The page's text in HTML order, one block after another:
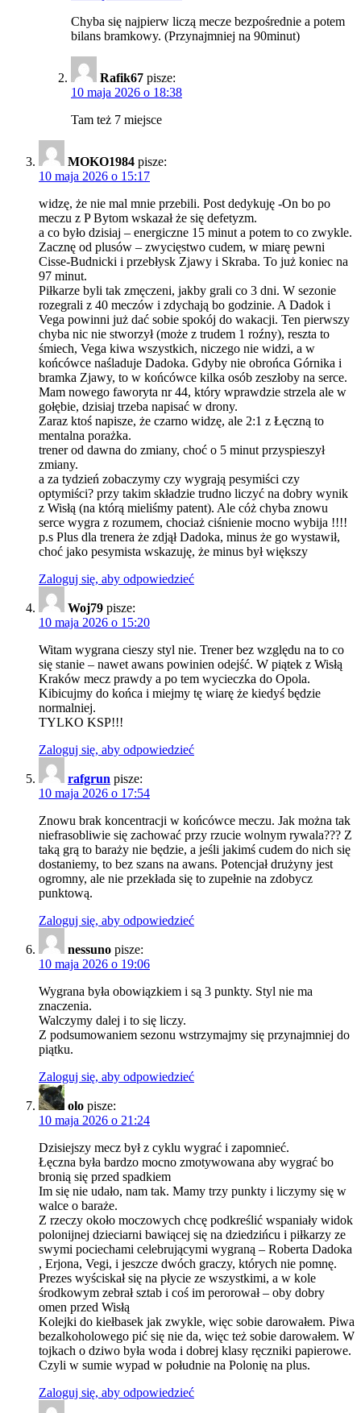
Chyba się najpierw liczą mecze bezpośrednie a potem
bilans bramkowy. (Przynajmniej na 90minut)
Rafik67 pisze:
10 maja 2026 o 18:38
Tam też 7 miejsce
MOKO1984 pisze:
10 maja 2026 o 15:17
widzę, że nie mal mnie przebili. Post dedykuję -On bo po
meczu z P Bytom wskazał że się defetyzm.
a co było dzisiaj – energiczne 15 minut a potem to co zwykle.
Zacznę od plusów – zwycięstwo cudem, w miarę pewni
Cisse-Budnicki i przebłysk Zjawy i Skraba. To już koniec na
97 minut.
Piłkarze byli tak zmęczeni, jakby grali co 3 dni. W sezonie
rozegrali z 40 meczów i zdychają bo godzinie. A Dadok i
Vega powinni już dać sobie spokój do wakacji. Ten pierwszy
chyba nic nie stworzył (może z trudem 1 roźny), reszta to
śmiech, Vega kiwa wszystkich, niczego nie widzi, a w
końcówce naśladuje Dadoka. Gdyby nie obrońca Górnika i
bramka Zjawy, to w końcówce kilka osób zeszłoby na serce.
Mam nowego faworyta nr 44, który wprawdzie strzela ale w
gołębie, dzisiaj trzeba napisać w drony.
Zaraz ktoś napisze, że czarno widzę, ale 2:1 z Łęczną to
mentalna porażka.
trener od dawna do zmiany, choć o 5 minut przyspieszył
zmiany.
a za tydzień zobaczymy czy wygrają pesymiści czy
optymiści? przy takim składzie trudno liczyć na dobry wynik
z Wisłą (na którą mieliśmy patent). Ale cóż chyba znowu
serce wygra z rozumem, chociaż ciśnienie mocno wybija !!!!
p.s Plus dla trenera że zdjął Dadoka, minus że go wystawił,
choć jako pesymista wskazuję, że minus był większy
Zaloguj się, aby odpowiedzieć
Woj79 pisze:
10 maja 2026 o 15:20
Witam wygrana cieszy styl nie. Trener bez względu na to co
się stanie – nawet awans powinien odejść. W piątek z Wisłą
Kraków mecz prawdy a po tem wycieczka do Opola.
Kibicujmy do końca i miejmy tę wiarę że kiedyś będzie
normalniej.
TYLKO KSP!!!
Zaloguj się, aby odpowiedzieć
rafgrun pisze:
10 maja 2026 o 17:54
Znowu brak koncentracji w końcówce meczu. Jak można tak
niefrasobliwie się zachować przy rzucie wolnym rywala??? Z
taką grą to baraży nie będzie, a jeśli jakimś cudem do nich się
dostaniemy, to bez szans na awans. Potencjał drużyny jest
ogromny, ale nie przekłada się to zupełnie na zdobycz
punktową.
Zaloguj się, aby odpowiedzieć
nessuno pisze:
10 maja 2026 o 19:06
Wygrana była obowiązkiem i są 3 punkty. Styl nie ma
znaczenia.
Walczymy dalej i to się liczy.
Z podsumowaniem sezonu wstrzymajmy się przynajmniej do
piątku.
Zaloguj się, aby odpowiedzieć
olo pisze:
10 maja 2026 o 21:24
Dzisiejszy mecz był z cyklu wygrać i zapomnieć.
Łęczna była bardzo mocno zmotywowana aby wygrać bo
bronią się przed spadkiem
Im się nie udało, nam tak. Mamy trzy punkty i liczymy się w
walce o baraże.
Z rzeczy około moczowych chcę podkreślić wspaniały widok
polonijnej dzieciarni bawiącej się na dziedzińcu i piłkarzy ze
swymi pociechami celebrującymi wygraną – Roberta Dadoka
, Erjona, Vegi, i jeszcze dwóch graczy, których nie pomnę.
Prezes wyściskał się na płycie ze wszystkimi, a w kole
środkowym zebrał sztab i coś im perorował – oby dobry
omen przed Wisłą
Kolejki do kiełbasek jak zwykle, więc sobie darowałem. Piwa
bezalkoholowego pić się nie da, więc też sobie darowałem. W
tojkach o dziwo była woda i dobrej klasy ręczniki papierowe.
Czyli w sumie wypad w południe na Polonię na plus.
Zaloguj się, aby odpowiedzieć